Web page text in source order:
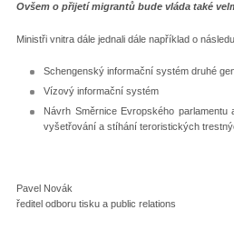
Ovšem o přijetí migrantů bude vláda také
Ministři vnitra dále jednali dále například o
Schengenský informační systém druhé
Vízový informační systém
Návrh Směrnice Evropského
vyšetřování a stíhání teroristických
Pavel Novák
ředitel odboru tisku a public relations